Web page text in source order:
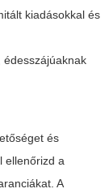
kiadásokkal és
édesszájúaknak
és
ellenőrizd a
A